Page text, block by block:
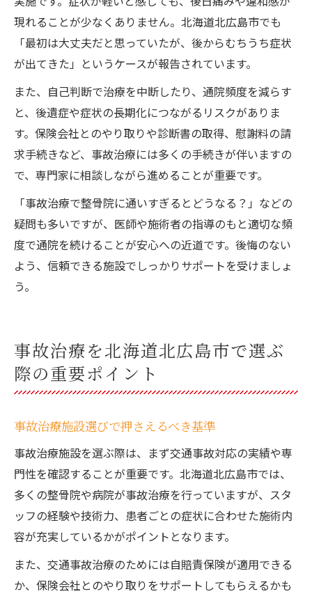
現れることが少なくありません。北海道北広島市でも
「最初は大丈夫だと思っていたが、後からむちうち症状
が出てきた」というケースが報告されています。
また、自己判断で治療を中断したり、通院頻度を減らす
と、後遺症や症状の長期化につながるリスクがありま
す。保険会社とのやり取りや診断書の取得、慰謝料の請
求手続きなど、事故治療には多くの手続きが伴いますの
で、専門家に相談しながら進めることが重要です。
「事故治療で整骨院に通いすぎるとどうなる？」などの
疑問も多いですが、医師や施術者の指導のもと適切な頻
度で通院を続けることが安心への近道です。後悔のない
よう、信頼できる施設でしっかりサポートを受けましょ
う。
事故治療を北海道北広島市で選ぶ
際の重要ポイント
事故治療施設選びで押さえるべき基準
事故治療施設を選ぶ際は、まず交通事故対応の実績や専
門性を確認することが重要です。北海道北広島市では、
多くの整骨院や病院が事故治療を行っていますが、スタ
ッフの経験や技術力、患者ごとの症状に合わせた施術内
容が充実しているかがポイントとなります。
また、交通事故治療のためには自賠責保険が適用できる
か、保険会社とのやり取りをサポートしてもらえるかも